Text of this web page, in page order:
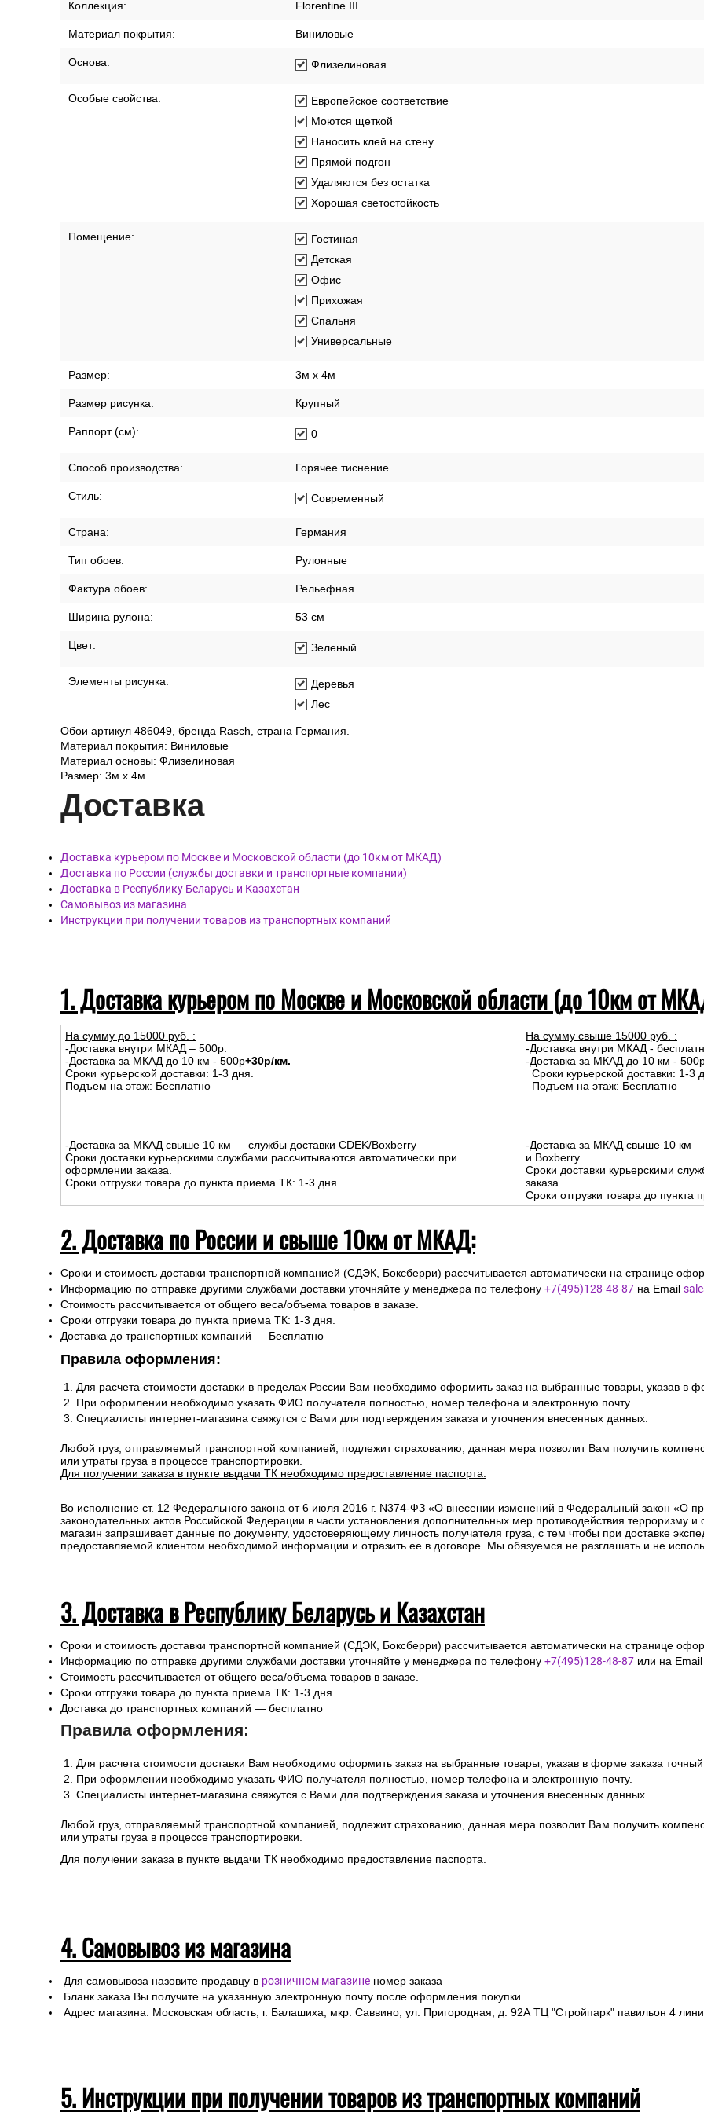
Коллекция: Florentine III
Материал покрытия: Виниловые
Основа: Флизелиновая
Особые свойства:
Европейское соответствие
Моются щеткой
Наносить клей на стену
Прямой подгон
Удаляются без остатка
Хорошая светостойкость
Помещение:
Гостиная
Детская
Офис
Прихожая
Спальня
Универсальные
Размер: 3м x 4м
Размер рисунка: Крупный
Раппорт (см): 0
Способ производства: Горячее тиснение
Стиль: Современный
Страна: Германия
Тип обоев: Рулонные
Фактура обоев: Рельефная
Ширина рулона: 53 см
Цвет: Зеленый
Элементы рисунка:
Деревья
Лес
Обои артикул 486049, бренда Rasch, страна Германия.
Материал покрытия: Виниловые
Материал основы: Флизелиновая
Размер: 3м x 4м
Доставка
Доставка курьером по Москве и Московской области (до 10км от МКАД)
Доставка по России (службы доставки и транспортные компании)
Доставка в Республику Беларусь и Казахстан
Самовывоз из магазина
Инструкции при получении товаров из транспортных компаний
1. Доставка курьером по Москве и Московской области (до 10км от
На сумму до 15000 руб. :
-Доставка внутри МКАД – 500р.
-Доставка за МКАД до 10 км - 500р+30р/км.
Сроки курьерской доставки: 1-3 дня.
Подъем на этаж: Бесплатно
-Доставка за МКАД свыше 10 км — службы доставки CDEK/Boxberry
Сроки доставки курьерскими службами рассчитываются автоматически при
оформлении заказа.
Сроки отгрузки товара до пункта приема ТК: 1-3 дня.
На сумму свыше 15000 руб. :
-Доставка внутри МКАД -
-Доставка за МКАД до 10 км -
Сроки курьерской доставки: 1-3
Подъем на этаж: Бесплатно
-Доставка за МКАД свыше 10 км —
и Boxberry
Сроки доставки курьерскими
заказа.
Сроки отгрузки товара до пункта
2. Доставка по России и свыше 10км от МКАД:
Сроки и стоимость доставки транспортной компанией (СДЭК, Боксберри) рассчитывается автоматически на странице
Информацию по отправке другими службами доставки уточняйте у менеджера по телефону +7(495)128-48-87 на Email
Стоимость рассчитывается от общего веса/объема товаров в заказе.
Сроки отгрузки товара до пункта приема ТК: 1-3 дня.
Доставка до транспортных компаний — Бесплатно
Правила оформления:
Для расчета стоимости доставки в пределах России Вам необходимо оформить заказ на выбранные товары, указав в
При оформлении необходимо указать ФИО получателя полностью, номер телефона и электронную почту
Специалисты интернет-магазина свяжутся с Вами для подтверждения заказа и уточнения внесенных данных.
Любой груз, отправляемый транспортной компанией, подлежит страхованию, данная мера позволит Вам получить
или утраты груза в процессе транспортировки.
Для получении заказа в пункте выдачи ТК необходимо предоставление паспорта.
Во исполнение ст. 12 Федерального закона от 6 июля 2016 г. N374-ФЗ «О внесении изменений в Федеральный закон «О
законодательных актов Российской Федерации в части установления дополнительных мер противодействия терроризму
магазин запрашивает данные по документу, удостоверяющему личность получателя груза, с тем чтобы при доставке
предоставляемой клиентом необходимой информации и отразить ее в договоре. Мы обязуемся не разглашать и не
3. Доставка в Республику Беларусь и Казахстан
Сроки и стоимость доставки транспортной компанией (СДЭК, Боксберри) рассчитывается автоматически на странице
Информацию по отправке другими службами доставки уточняйте у менеджера по телефону +7(495)128-48-87 или на Email
Стоимость рассчитывается от общего веса/объема товаров в заказе.
Сроки отгрузки товара до пункта приема ТК: 1-3 дня.
Доставка до транспортных компаний — бесплатно
Правила оформления:
Для расчета стоимости доставки Вам необходимо оформить заказ на выбранные товары, указав в форме заказа точный
При оформлении необходимо указать ФИО получателя полностью, номер телефона и электронную почту.
Специалисты интернет-магазина свяжутся с Вами для подтверждения заказа и уточнения внесенных данных.
Любой груз, отправляемый транспортной компанией, подлежит страхованию, данная мера позволит Вам получить
или утраты груза в процессе транспортировки.
Для получении заказа в пункте выдачи ТК необходимо предоставление паспорта.
4. Самовывоз из магазина
Для самовывоза назовите продавцу в розничном магазине номер заказа
Бланк заказа Вы получите на указанную электронную почту после оформления покупки.
Адрес магазина: Московская область, г. Балашиха, мкр. Саввино, ул. Пригородная, д. 92А ТЦ "Стройпарк" павильон 4
5. Инструкции при получении товаров из транспортных компаний